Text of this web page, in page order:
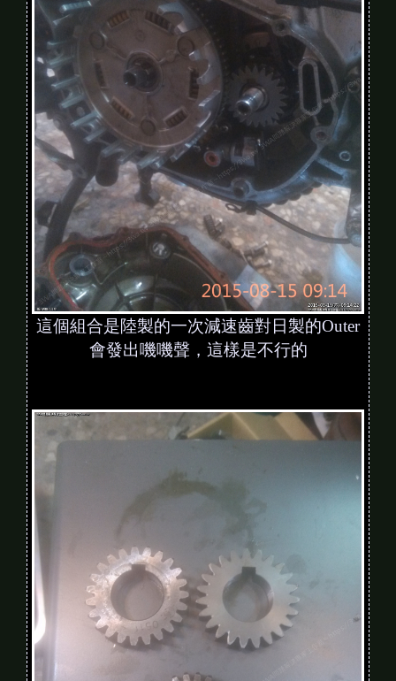
這個組合是陸製的一次減速齒對日製的Outer
會發出嘰嘰聲，這樣是不行的